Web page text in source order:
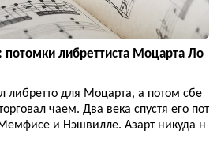
либреттиста Моцарта Ло
либретто для Моцарта, а потом сбе
чаем. Два века спустя его пот
и Нэшвилле. Азарт никуда н